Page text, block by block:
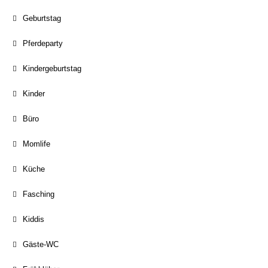
Geburtstag
Pferdeparty
Kindergeburtstag
Kinder
Büro
Momlife
Küche
Fasching
Kiddis
Gäste-WC